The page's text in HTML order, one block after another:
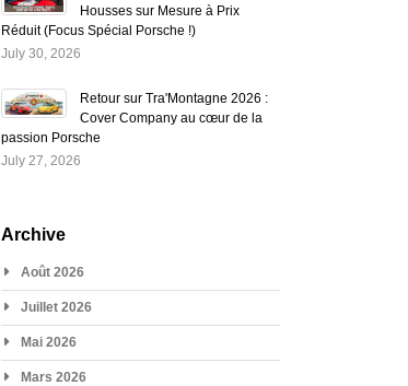
Housses sur Mesure à Prix
Réduit (Focus Spécial Porsche !)
July 30, 2026
Retour sur Tra'Montagne 2026 :
Cover Company au cœur de la
passion Porsche
July 27, 2026
Archive
Août 2026
Juillet 2026
Mai 2026
Mars 2026